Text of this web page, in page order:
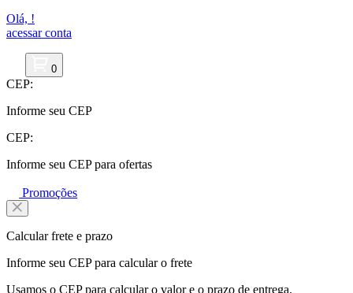
Olá, !
acessar conta
0
CEP:
Informe seu CEP
CEP:
Informe seu CEP para ofertas
Promoções
Calcular frete e prazo
Informe seu CEP para calcular o frete
Usamos o CEP para calcular o valor e o prazo de entrega.